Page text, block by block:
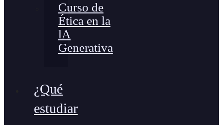
Curso de
Ética en la
lA
Generativa
¿Qué
estudiar